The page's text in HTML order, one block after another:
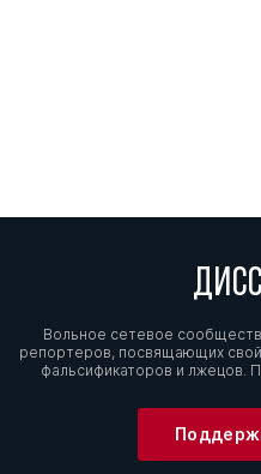
Вольное сетевое
репортеров, посвящающих
фальсификаторов и лжецов.